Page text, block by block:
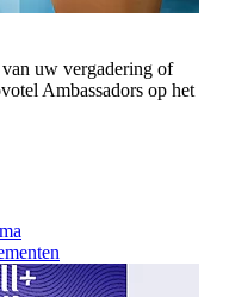
uw vergadering of
Ambassadors op het